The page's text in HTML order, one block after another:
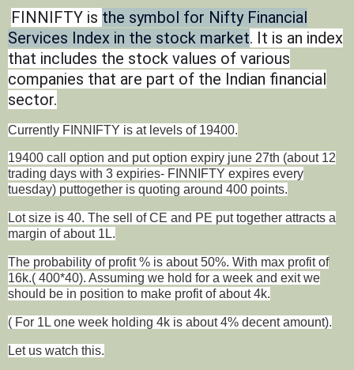
FINNIFTY is the symbol for Nifty Financial
Services Index in the stock market. It is an index
that includes the stock values of various
companies that are part of the Indian financial
sector.
Currently FINNIFTY is at levels of 19400.
19400 call option and put option expiry june 27th (about 12
trading days with 3 expiries- FINNIFTY expires every
tuesday) puttogether is quoting around 400 points.
Lot size is 40. The sell of CE and PE put together attracts a
margin of about 1L.
The probability of profit % is about 50%. With max profit of
16k.( 400*40). Assuming we hold for a week and exit we
should be in position to make profit of about 4k.
( For 1L one week holding 4k is about 4% decent amount).
Let us watch this.